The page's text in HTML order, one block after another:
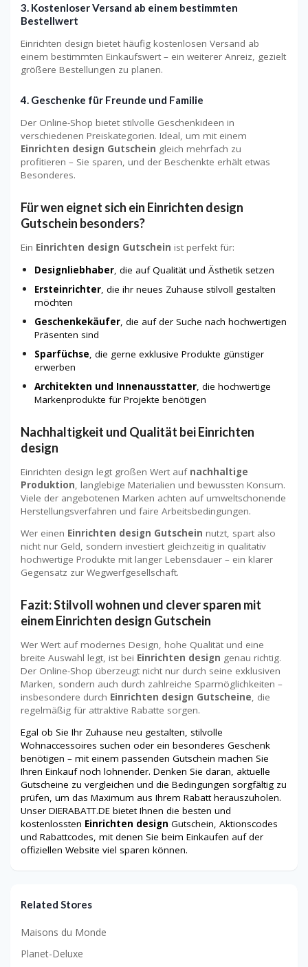
3. Kostenloser Versand ab einem bestimmten
Bestellwert
Einrichten design bietet häufig kostenlosen Versand ab
einem bestimmten Einkaufswert – ein weiterer Anreiz, gezielt
größere Bestellungen zu planen.
4. Geschenke für Freunde und Familie
Der Online-Shop bietet stilvolle Geschenkideen in
verschiedenen Preiskategorien. Ideal, um mit einem
Einrichten design Gutschein gleich mehrfach zu
profitieren – Sie sparen, und der Beschenkte erhält etwas
Besonderes.
Für wen eignet sich ein Einrichten design
Gutschein besonders?
Ein Einrichten design Gutschein ist perfekt für:
Designliebhaber, die auf Qualität und Ästhetik setzen
Ersteinrichter, die ihr neues Zuhause stilvoll gestalten
möchten
Geschenkekäufer, die auf der Suche nach hochwertigen
Präsenten sind
Sparfüchse, die gerne exklusive Produkte günstiger
erwerben
Architekten und Innenausstatter, die hochwertige
Markenprodukte für Projekte benötigen
Nachhaltigkeit und Qualität bei Einrichten
design
Einrichten design legt großen Wert auf nachhaltige
Produktion, langlebige Materialien und bewussten Konsum.
Viele der angebotenen Marken achten auf umweltschonende
Herstellungsverfahren und faire Arbeitsbedingungen.
Wer einen Einrichten design Gutschein nutzt, spart also
nicht nur Geld, sondern investiert gleichzeitig in qualitativ
hochwertige Produkte mit langer Lebensdauer – ein klarer
Gegensatz zur Wegwerfgesellschaft.
Fazit: Stilvoll wohnen und clever sparen mit
einem Einrichten design Gutschein
Wer Wert auf modernes Design, hohe Qualität und eine
breite Auswahl legt, ist bei Einrichten design genau richtig.
Der Online-Shop überzeugt nicht nur durch seine exklusiven
Marken, sondern auch durch zahlreiche Sparmöglichkeiten –
insbesondere durch Einrichten design Gutscheine, die
regelmäßig für attraktive Rabatte sorgen.
Egal ob Sie Ihr Zuhause neu gestalten, stilvolle
Wohnaccessoires suchen oder ein besonderes Geschenk
benötigen – mit einem passenden Gutschein machen Sie
Ihren Einkauf noch lohnender. Denken Sie daran, aktuelle
Gutscheine zu vergleichen und die Bedingungen sorgfältig zu
prüfen, um das Maximum aus Ihrem Rabatt herauszuholen.
Unser DIERABATT.DE bietet Ihnen die besten und
kostenlossten Einrichten design Gutschein, Aktionscodes
und Rabattcodes, mit denen Sie beim Einkaufen auf der
offiziellen Website viel sparen können.
Related Stores
Maisons du Monde
Planet-Deluxe